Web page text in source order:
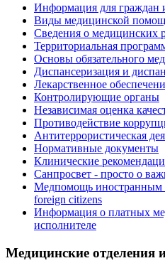
Информация для граждан
Виды медицинской
Сведения о медицинских
Территориальная
Основы обязательного
Диспансеризация и
Лекарственное
Контролирующие органы
Независимая оценка
Противодействие
Антитеррористическая
Нормативные документы
Клинические
Санпросвет - просто о
Медпомощь иностранным
foreign citizens
Информация о платных
исполнителе
Медицинские отделения